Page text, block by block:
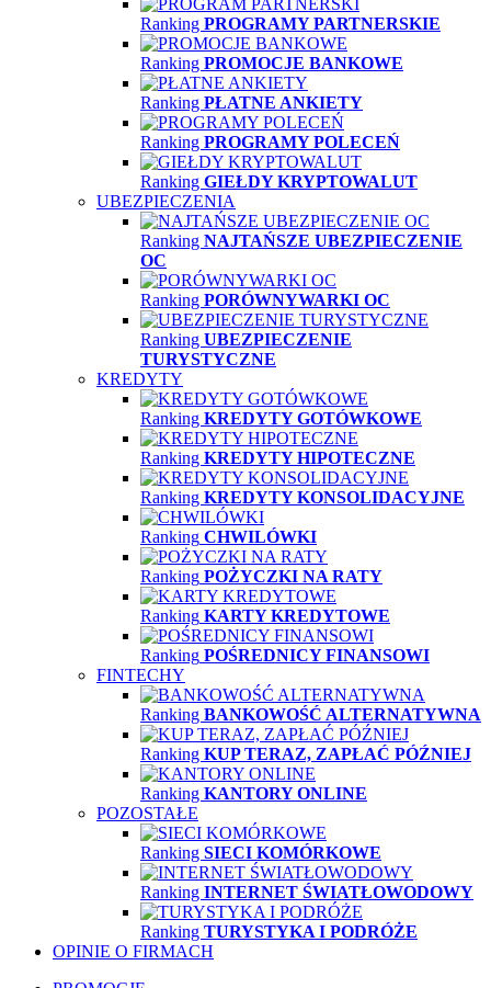
Ranking PROGRAMY PARTNERSKIE
Ranking PROMOCJE BANKOWE
Ranking PŁATNE ANKIETY
Ranking PROGRAMY POLECEŃ
Ranking GIEŁDY KRYPTOWALUT
UBEZPIECZENIA
Ranking NAJTAŃSZE UBEZPIECZENIE
OC
Ranking PORÓWNYWARKI OC
Ranking UBEZPIECZENIE
TURYSTYCZNE
KREDYTY
Ranking KREDYTY GOTÓWKOWE
Ranking KREDYTY HIPOTECZNE
Ranking KREDYTY KONSOLIDACYJNE
Ranking CHWILÓWKI
Ranking POŻYCZKI NA RATY
Ranking KARTY KREDYTOWE
Ranking POŚREDNICY FINANSOWI
FINTECHY
Ranking BANKOWOŚĆ ALTERNATYWNA
Ranking KUP TERAZ, ZAPŁAĆ PÓŹNIEJ
Ranking KANTORY ONLINE
POZOSTAŁE
Ranking SIECI KOMÓRKOWE
Ranking INTERNET ŚWIATŁOWODOWY
Ranking TURYSTYKA I PODRÓŻE
OPINIE O FIRMACH